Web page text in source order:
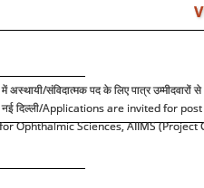
अस्थायी/संविदात्मक पद के लिए पात्र
दिल्ली/Applications are invited for
Ophthalmic Sciences, AIIMS (Project